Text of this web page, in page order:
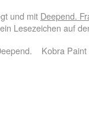
und mit Deepend.
Lesezeichen auf
Kobra